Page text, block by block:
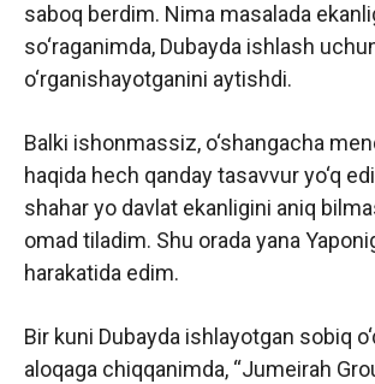
saboq berdim. Nima masalada
so‘raganimda, Dubayda ishlash
o‘rganishayotganini aytishdi.
Balki ishonmassiz, o‘shangacha
haqida hech qanday tasavvur yo‘q
shahar yo davlat ekanligini aniq
omad tiladim. Shu orada yana
harakatida edim.
Bir kuni Dubayda ishlayotgan sobiq
aloqaga chiqqanimda, “Jumeirah